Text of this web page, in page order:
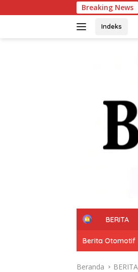
ke
Breaking News
Indeks
H
m
e
BERITA
Berita Otomotif
Beranda BERITA